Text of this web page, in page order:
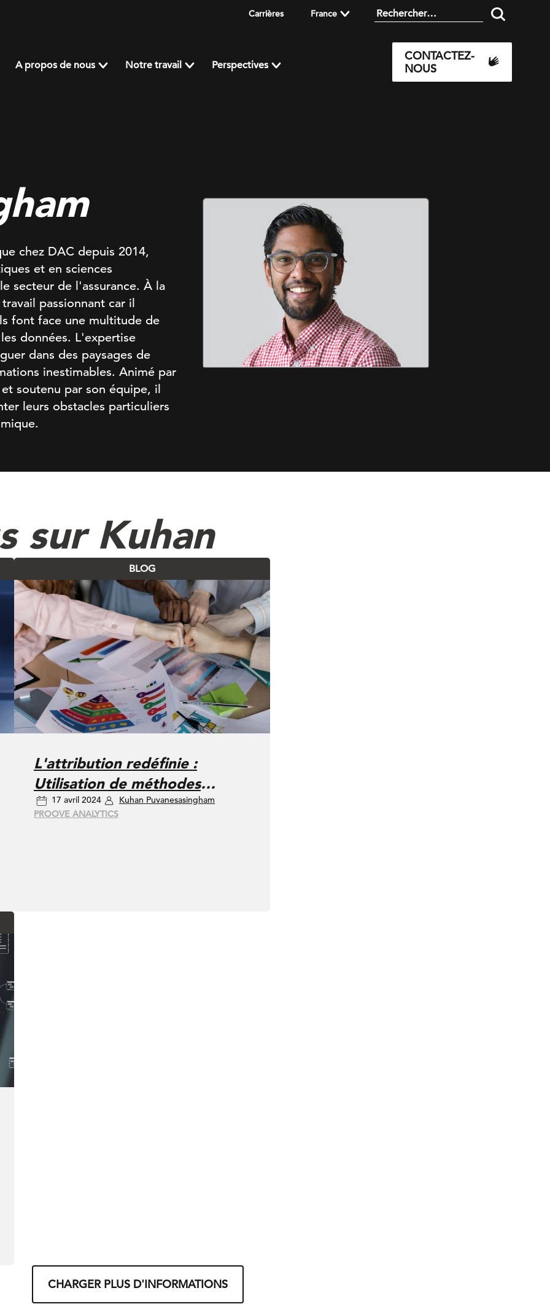
Carrières France
A propos de nous Notre travail Perspectives
CONTACTEZ-
NOUS
chez DAC depuis 2014,
et en sciences
secteur de l'assurance. À la
passionnant car il
font face une multitude de
données. L'expertise
dans des paysages de
inestimables. Animé par
soutenu par son équipe, il
leurs obstacles particuliers
sur Kuhan
BLOG
L'attribution redéfinie :
Utilisation de méthodes
probabilistes pour un
marketing respectueux de la
17 avril 2024
Kuhan Puvanesasingham
PROOVE ANALYTICS
CHARGER PLUS D'INFORMATIONS